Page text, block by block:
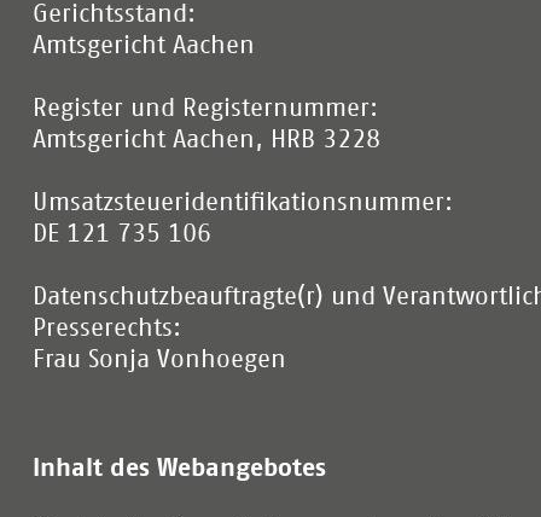
Gerichtsstand:
Amtsgericht Aachen
Register und Registernummer:
Amtsgericht Aachen, HRB 3228
Umsatzsteueridentifikationsnummer:
DE 121 735 106
Datenschutzbeauftragte(r) und
Presserechts:
Frau Sonja Vonhoegen
Inhalt des Webangebotes